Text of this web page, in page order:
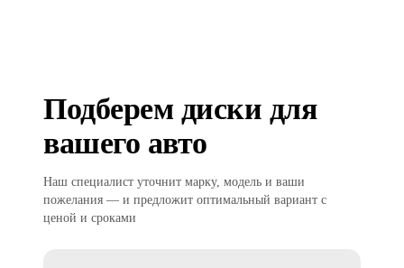
Подберем диски для
вашего авто
Наш специалист уточнит марку, модель и ваши
пожелания — и предложит оптимальный вариант с
ценой и сроками